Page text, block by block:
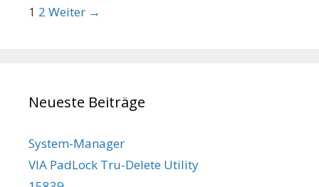
Beitrags-Navigation
1 2 Weiter →
Neueste Beiträge
System-Manager
VIA PadLock Tru-Delete Utility